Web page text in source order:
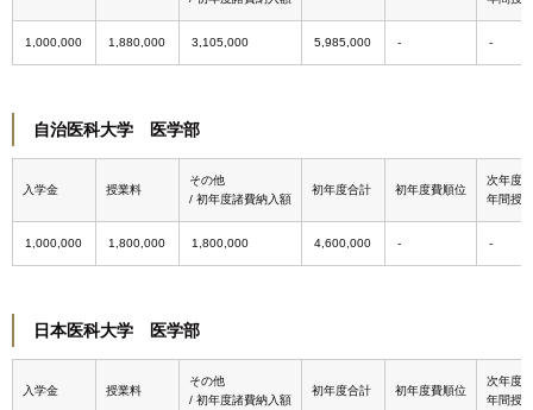
1,000,000 1,880,000 3,105,000 5,985,000
自治医科大学 医学部
入学金 授業料
その他
/ 初年度諸費納入額
初年度合計 初年度費順位
次年度
年間授
1,000,000 1,800,000 1,800,000 4,600,000
日本医科大学 医学部
入学金 授業料
その他
/ 初年度諸費納入額
初年度合計 初年度費順位
次年度
年間授